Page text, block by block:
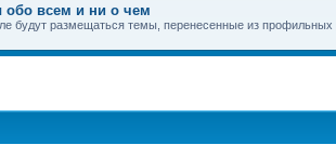
обо всем и ни о чем
будут размещаться темы, перенесенные из